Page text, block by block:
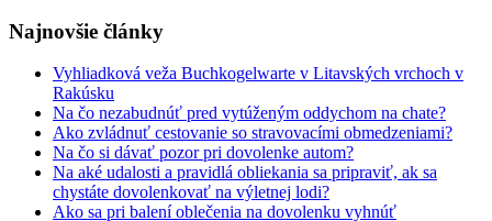
Najnovšie články
Vyhliadková veža Buchkogelwarte v Litavských vrchoch v
Rakúsku
Na čo nezabudnúť pred vytúženým oddychom na chate?
Ako zvládnuť cestovanie so stravovacími obmedzeniami?
Na čo si dávať pozor pri dovolenke autom?
Na aké udalosti a pravidlá obliekania sa pripraviť, ak sa
chystáte dovolenkovať na výletnej lodi?
Ako sa pri balení oblečenia na dovolenku vyhnúť